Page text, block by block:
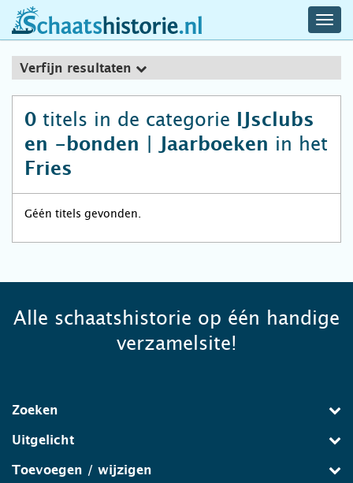
schaatshistorie.nl
Verfijn resultaten
0 titels in de categorie
IJsclubs
en -bonden | Jaarboeken in het
Fries
Géén titels gevonden.
Alle schaatshistorie op één handige
verzamelsite!
Zoeken
Uitgelicht
Toevoegen / wijzigen